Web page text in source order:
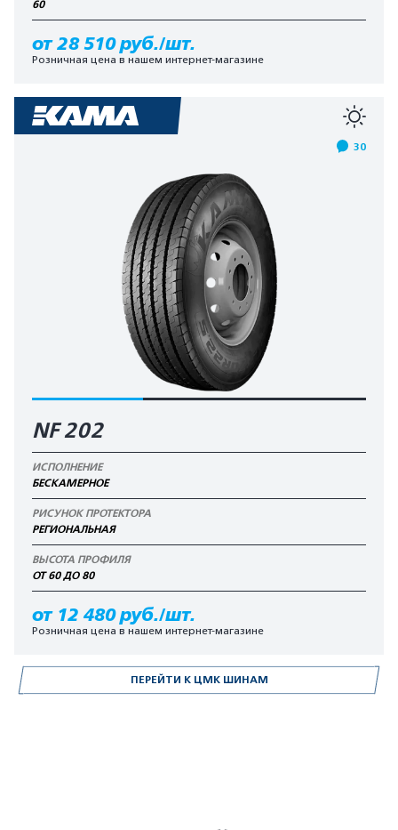
ПЕРЕЙТИ К ЦМК ШИНАМ
60
от 28 510 руб./шт.
Розничная цена в нашем интернет-магазине
30
NF 202
ИСПОЛНЕНИЕ
БЕСКАМЕРНОЕ
РИСУНОК ПРОТЕКТОРА
РЕГИОНАЛЬНАЯ
ВЫСОТА ПРОФИЛЯ
ОТ 60 ДО 80
от 12 480 руб./шт.
Розничная цена в нашем интернет-магазине